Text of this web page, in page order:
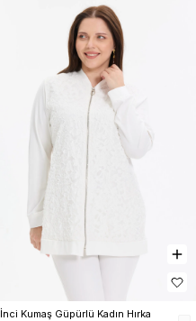
İnci Kumaş Güpürlü Kadın Hırka